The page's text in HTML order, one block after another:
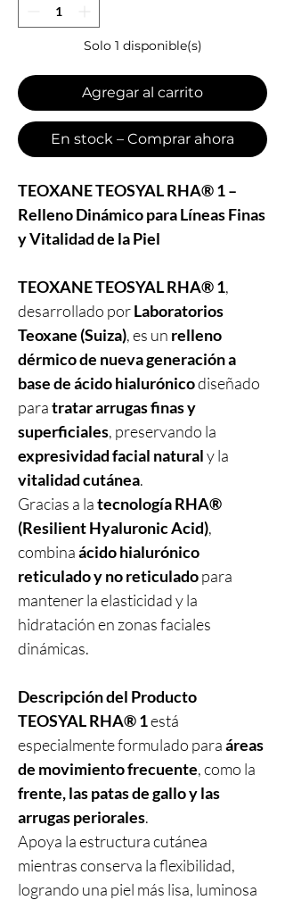
Solo 1 disponible(s)
Agregar al carrito
En stock – Comprar ahora
TEOXANE TEOSYAL RHA® 1 –
Relleno Dinámico para Líneas Finas
y Vitalidad de la Piel
TEOXANE TEOSYAL RHA® 1,
desarrollado porLaboratorios
Teoxane (Suiza), es un relleno
dérmico de nueva generación a
base de ácido hialurónicodiseñado
paratratar arrugas finas y
superficiales, preservando la
expresividad facial naturaly la
vitalidad cutánea.
Gracias a latecnología RHA®
(Resilient Hyaluronic Acid),
combinaácido hialurónico
reticulado y no reticuladopara
mantener la elasticidad y la
hidratación en zonas faciales
dinámicas.
Descripción del Producto
TEOSYAL RHA® 1está
especialmente formulado paraáreas
de movimiento frecuente, como la
frente, las patas de gallo y las
arrugas periorales.
Apoya la estructura cutánea
mientras conserva la flexibilidad,
logrando una piel más lisa, luminosa